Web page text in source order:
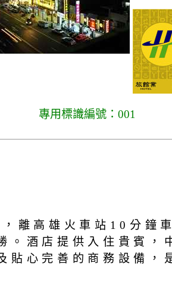
專用標識編號：001
離高雄火車站10分鐘
。酒店提供入住貴賓，
貼心完善的商務設備，